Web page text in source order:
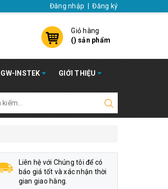
Đăng nhập Đăng ký
Giỏ hàng
() sản phẩm
GW-INSTEK GIỚI THIỆU
Liên hệ với Chúng tôi để có
báo giá tốt và xác nhận thời
gian giao hàng.